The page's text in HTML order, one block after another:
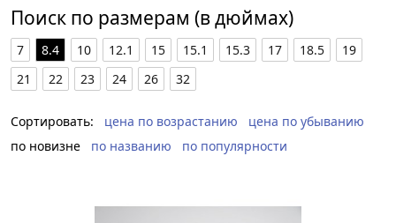
Поиск по размерам (в дюймах)
7 8.4 10 12.1 15 15.1 15.3 17 18.5
19
21
22 23 24 26 32
Сортировать: цена по возрастанию
цена по убыванию
по новизне
по названию по популярности